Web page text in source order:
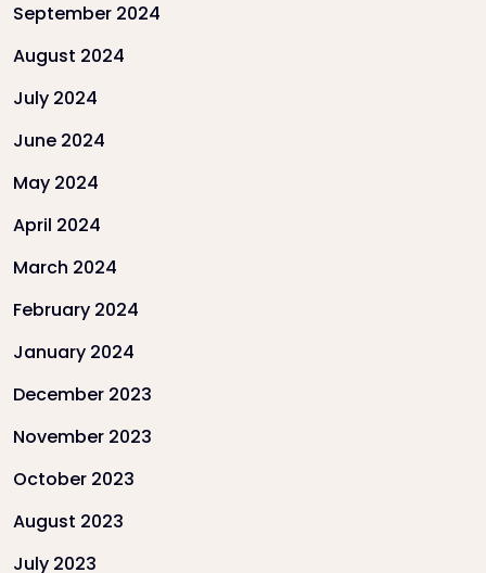
September 2024
August 2024
July 2024
June 2024
May 2024
April 2024
March 2024
February 2024
January 2024
December 2023
November 2023
October 2023
August 2023
July 2023